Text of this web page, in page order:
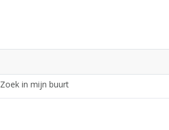
Zoek in mijn buurt